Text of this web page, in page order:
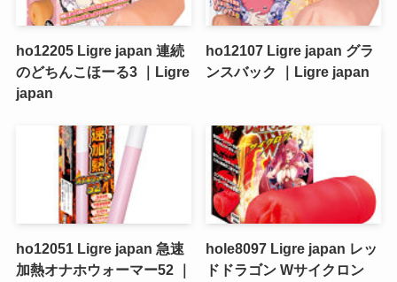
ho12205 Ligre japan 連続
のどちんこほーる3 ｜Ligre
japan
ho12107 Ligre japan グラ
ンスバック ｜Ligre japan
ho12051 Ligre japan 急速
加熱オナホウォーマー52 ｜
hole8097 Ligre japan レッ
ドドラゴン Wサイクロン